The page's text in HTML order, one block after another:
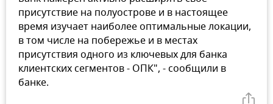
присутствие на полуострове и в настоящее
время изучает наиболее оптимальные локации,
в том числе на побережье и в местах
присутствия одного из ключевых для банка
клиентских сегментов - ОПК", - сообщили в
банке.